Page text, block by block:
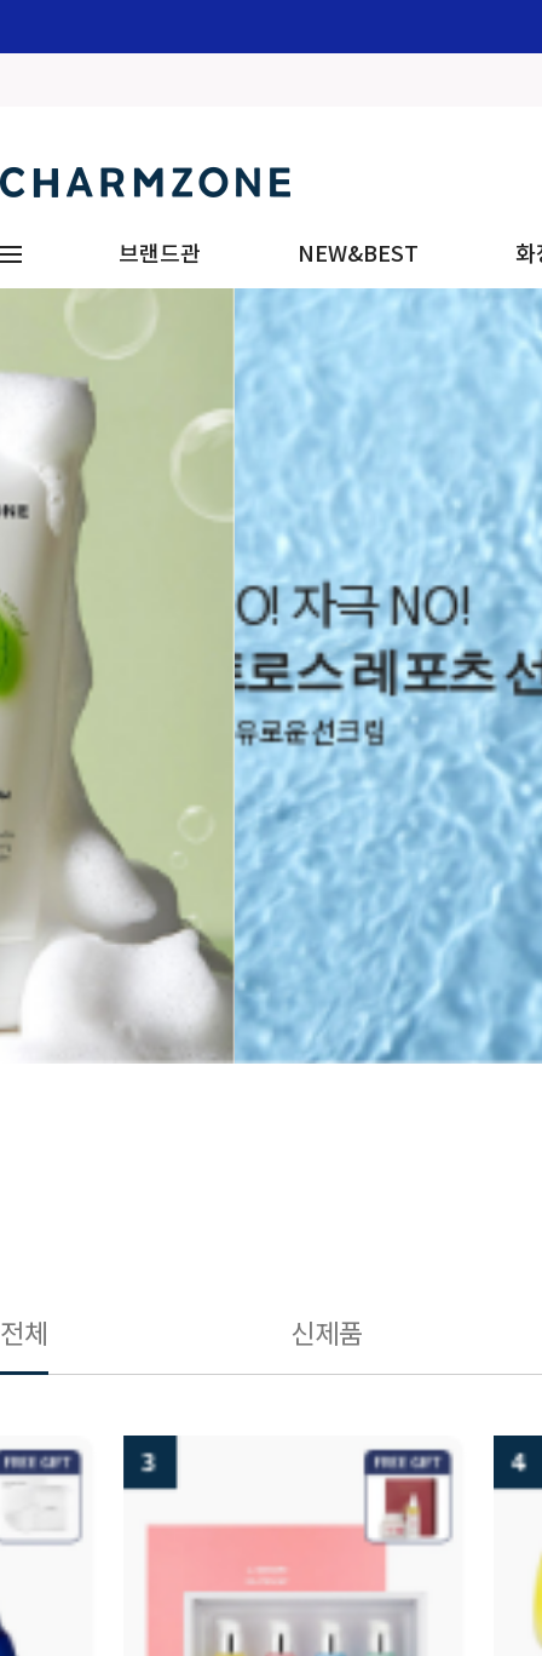
브랜드관 NEW&BEST 화
자극 NO!
스 레포츠 선
로운 선크림
전체 신제품
3 4